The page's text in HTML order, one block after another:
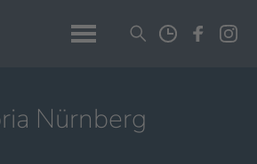
Nürnberg